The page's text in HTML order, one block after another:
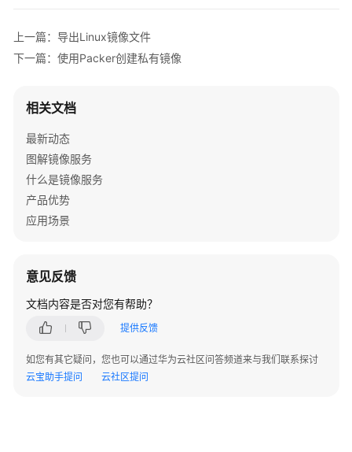
践
服
最
佳
实
践
总
于
VirtualBox
用
创
建
上一篇：导出Linux镜像文件
下一篇：使用Packer创建私有镜像
相关文档
最新动态
图解镜像服务
什么是镜像服务
产品优势
应用场景
意见反馈
文档内容是否对您有帮助？
提供反馈
如您有其它疑问，您也可以通过华为云社区问答频道来与我们联系探讨
云宝助手提问
云社区提问